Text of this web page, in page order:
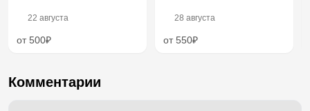
22 августа
от 500₽
28 августа
от 550₽
Комментарии